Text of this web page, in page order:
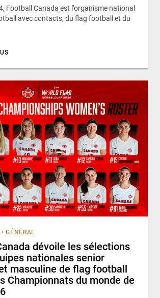
Football Canada est l’organisme national
avec contacts, du flag football et du
• GÉNÉRAL
dévoile les sélections
nationales senior
masculine de flag football
Championnats du monde de